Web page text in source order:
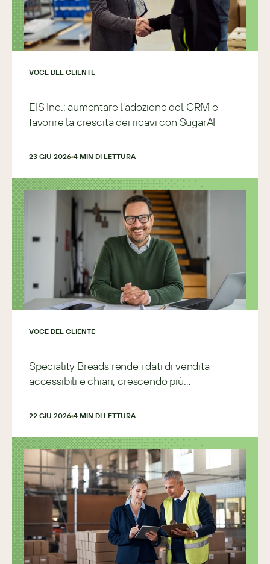
VOCE DEL CLIENTE
EIS Inc.: aumentare l'adozione del CRM e
favorire la crescita dei ricavi con SugarAI
23 GIU 2026 4 MIN DI LETTURA
VOCE DEL CLIENTE
Speciality Breads rende i dati di vendita
accessibili e chiari, crescendo più
22 GIU 2026 4 MIN DI LETTURA